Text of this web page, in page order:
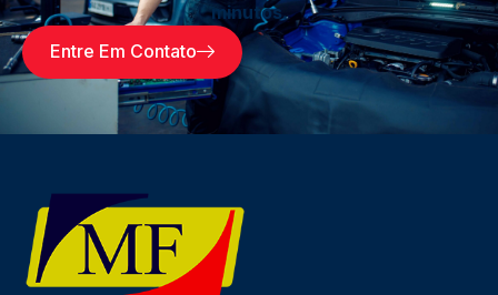
minutos.
Entre Em Contato